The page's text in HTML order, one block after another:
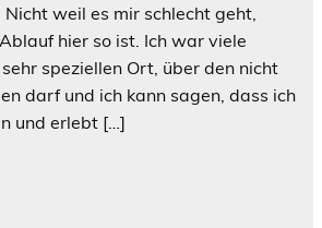
weil es mir schlecht geht,
hier so ist. Ich war viele
speziellen Ort, über den nicht
darf und ich kann sagen, dass ich
und erlebt […]